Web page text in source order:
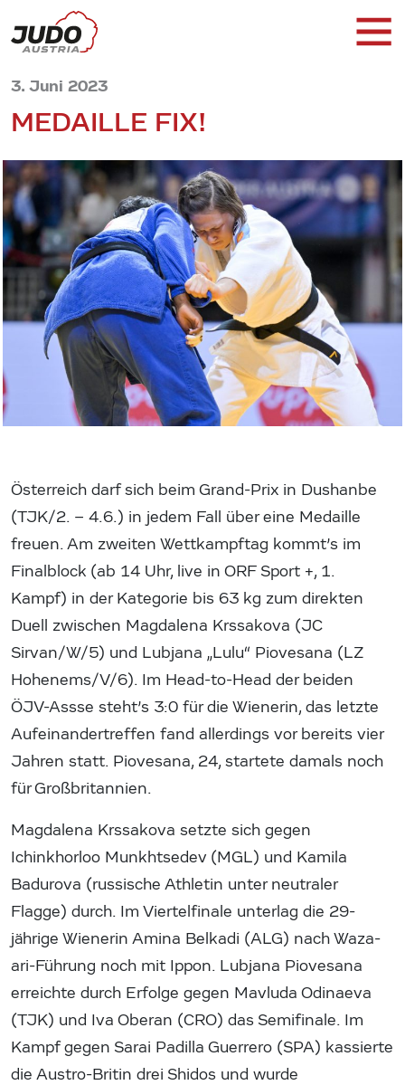
3. Juni 2023
MEDAILLE FIX!
Österreich darf sich beim Grand-Prix in Dushanbe
(TJK/2. – 4.6.) in jedem Fall über eine Medaille
freuen. Am zweiten Wettkampftag kommt’s im
Finalblock (ab 14 Uhr, live in ORF Sport +, 1.
Kampf) in der Kategorie bis 63 kg zum direkten
Duell zwischen Magdalena Krssakova (JC
Sirvan/W/5) und Lubjana „Lulu“ Piovesana (LZ
Hohenems/V/6). Im Head-to-Head der beiden
ÖJV-Assse steht’s 3:0 für die Wienerin, das letzte
Aufeinandertreffen fand allerdings vor bereits vier
Jahren statt. Piovesana, 24, startete damals noch
für Großbritannien.
Magdalena Krssakova setzte sich gegen
Ichinkhorloo Munkhtsedev (MGL) und Kamila
Badurova (russische Athletin unter neutraler
Flagge) durch. Im Viertelfinale unterlag die 29-
jährige Wienerin Amina Belkadi (ALG) nach Waza-
ari-Führung noch mit Ippon. Lubjana Piovesana
erreichte durch Erfolge gegen Mavluda Odinaeva
(TJK) und Iva Oberan (CRO) das Semifinale. Im
Kampf gegen Sarai Padilla Guerrero (SPA) kassierte
die Austro-Britin drei Shidos und wurde